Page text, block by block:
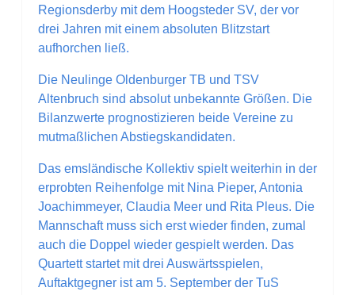
Regionsderby mit dem Hoogsteder SV, der vor
drei Jahren mit einem absoluten Blitzstart
aufhorchen ließ.
Die Neulinge Oldenburger TB und TSV
Altenbruch sind absolut unbekannte Größen. Die
Bilanzwerte prognostizieren beide Vereine zu
mutmaßlichen Abstiegskandidaten.
Das emsländische Kollektiv spielt weiterhin in der
erprobten Reihenfolge mit Nina Pieper, Antonia
Joachimmeyer, Claudia Meer und Rita Pleus. Die
Mannschaft muss sich erst wieder finden, zumal
auch die Doppel wieder gespielt werden. Das
Quartett startet mit drei Auswärtsspielen,
Auftaktgegner ist am 5. September der TuS